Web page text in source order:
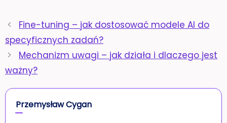
Fine-tuning – jak dostosować modele AI do
specyficznych zadań?
Mechanizm uwagi – jak działa i dlaczego jest
ważny?
Przemysław Cygan